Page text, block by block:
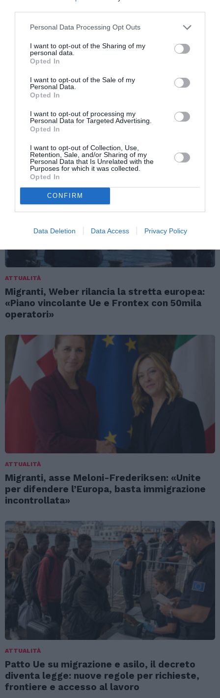
Personal Data Processing Opt Outs
I want to opt-out of the Sharing of my
personal data.
Opted In
I want to opt-out of the Sale of my
Personal Data.
Opted In
I want to opt-out of processing my
Personal Data for Targeted Advertising.
Opted In
I want to opt-out of Collection, Use,
Retention, Sale, and/or Sharing of my
Personal Data that Is Unrelated with the
Purposes for which it was collected.
Opted In
CONFIRM
Data Deletion Data Access Privacy Policy
Articolo precedente
restituisce
Articolo seguente
LAquila. Dopo il sisma, un piano convivenza
per gli immigrati
TI POTREBBERO INTERESSARE
ANCHE:
ATTUALITÀ
Migranti, Weber rilancia la stretta europea:
«Piano vincolante Ue e Frontex con 50mila
operatori»
ATTUALITÀ
Migranti, asse Meloni-Frederiksen: «Unite
per difendere l’Europa, basta immigrazione
incontrollata»
ATTUALITÀ
Patto Ue su migrazione e asilo, il decreto
diventa legge: nuove regole per richieste,
frontiere e accesso al lavoro